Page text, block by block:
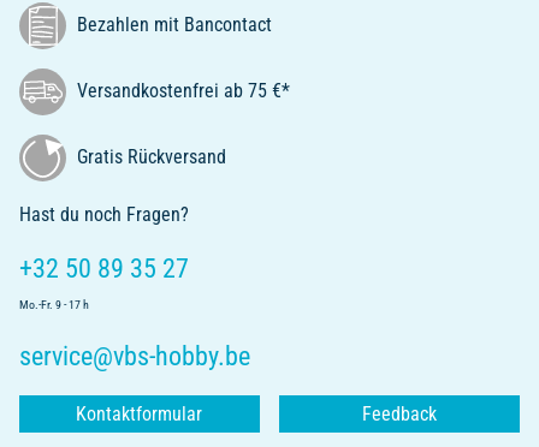
Bezahlen mit Bancontact
Versandkostenfrei ab 75 €*
Gratis Rückversand
Hast du noch Fragen?
+32 50 89 35 27
Mo.-Fr. 9 - 17 h
service@vbs-hobby.be
Kontaktformular Feedback